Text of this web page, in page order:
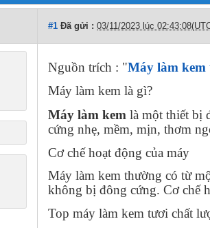
#1 Đã gửi : 03/11/2023 lúc
Nguồn trích : "Máy làm kem
Máy làm kem là gì?
Máy làm kem là một thiết bị
cứng nhẹ, mềm, mịn, thơm
Cơ chế hoạt động của máy
Máy làm kem thường có từ
không bị đông cứng. Cơ chế
Top máy làm kem tươi chất